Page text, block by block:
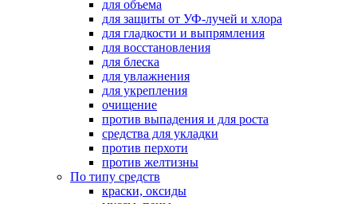
для объема
для защиты от УФ-лучей и хлора
для гладкости и выпрямления
для восстановления
для блеска
для увлажнения
для укрепления
очищение
против выпадения и для роста
средства для укладки
против перхоти
против желтизны
По типу средств
краски, оксиды